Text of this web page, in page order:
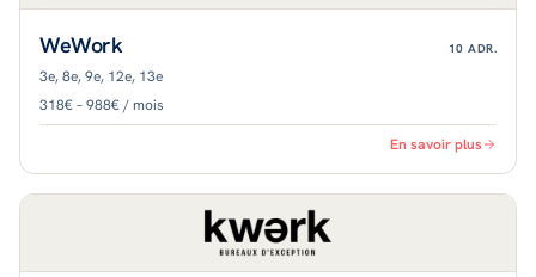
WeWork 10 ADR.
3e, 8e, 9e, 12e, 13e
318€ – 988€ / mois
En savoir plus